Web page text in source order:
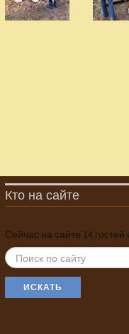
Кто на сайте
Сейчас на сайте 14
ИСКАТЬ...
ИСКАТЬ